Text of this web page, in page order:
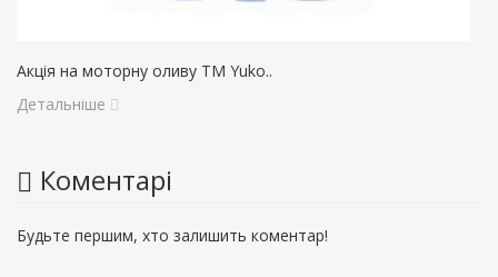
Акція на моторну оливу ТМ Yuko..
Детальніше
Коментарі
Будьте першим, хто залишить коментар!